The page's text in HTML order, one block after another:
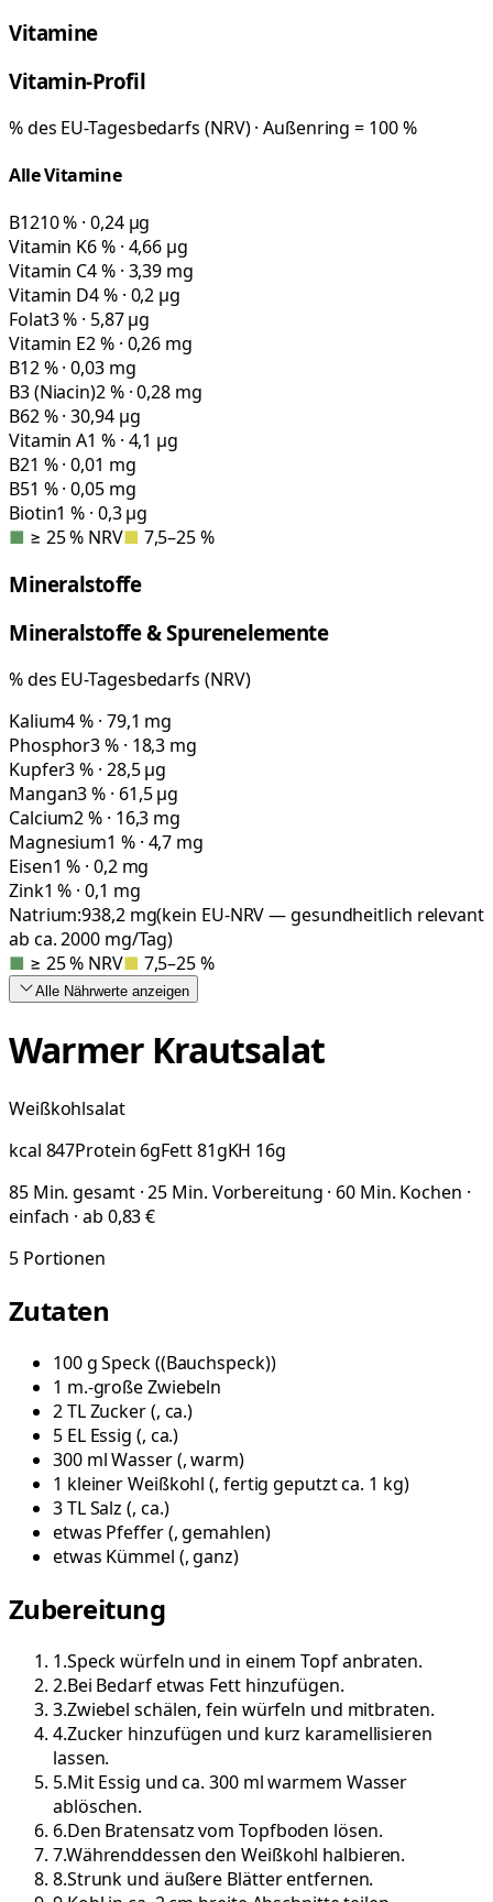
Vitamine
Vitamin-Profil
% des EU-Tagesbedarfs (NRV) · Außenring = 100 %
Alle Vitamine
B1210 % · 0,24 µg
Vitamin K6 % · 4,66 µg
Vitamin C4 % · 3,39 mg
Vitamin D4 % · 0,2 µg
Folat3 % · 5,87 µg
Vitamin E2 % · 0,26 mg
B12 % · 0,03 mg
B3 (Niacin)2 % · 0,28 mg
B62 % · 30,94 µg
Vitamin A1 % · 4,1 µg
B21 % · 0,01 mg
B51 % · 0,05 mg
Biotin1 % · 0,3 µg
■ ≥ 25 % NRV■ 7,5–25 %
Mineralstoffe
Mineralstoffe & Spurenelemente
% des EU-Tagesbedarfs (NRV)
Kalium4 % · 79,1 mg
Phosphor3 % · 18,3 mg
Kupfer3 % · 28,5 µg
Mangan3 % · 61,5 µg
Calcium2 % · 16,3 mg
Magnesium1 % · 4,7 mg
Eisen1 % · 0,2 mg
Zink1 % · 0,1 mg
Natrium:938,2mg(kein EU-NRV — gesundheitlich relevant
ab ca. 2000 mg/Tag)
■ ≥ 25 % NRV■ 7,5–25 %
Alle Nährwerte anzeigen
Warmer Krautsalat
Weißkohlsalat
kcal 847Protein 6gFett81gKH 16g
85 Min. gesamt · 25 Min. Vorbereitung · 60 Min. Kochen ·
einfach · ab 0,83 €
5 Portionen
Zutaten
100gSpeck((Bauchspeck))
1 m.-großeZwiebeln
2TLZucker(, ca.)
5 EL Essig (, ca.)
300 mlWasser(, warm)
1 kleinerWeißkohl (, fertig geputzt ca. 1 kg)
3TLSalz (, ca.)
etwas Pfeffer(, gemahlen)
etwas Kümmel (, ganz)
Zubereitung
1.Speck würfeln und in einem Topf anbraten.
2.Bei Bedarf etwas Fett hinzufügen.
3.Zwiebel schälen, fein würfeln und mitbraten.
4.Zucker hinzufügen und kurz karamellisieren
lassen.
5.Mit Essig und ca. 300 ml warmem Wasser
ablöschen.
6.Den Bratensatz vom Topfboden lösen.
7.Währenddessen den Weißkohl halbieren.
8.Strunk und äußere Blätter entfernen.